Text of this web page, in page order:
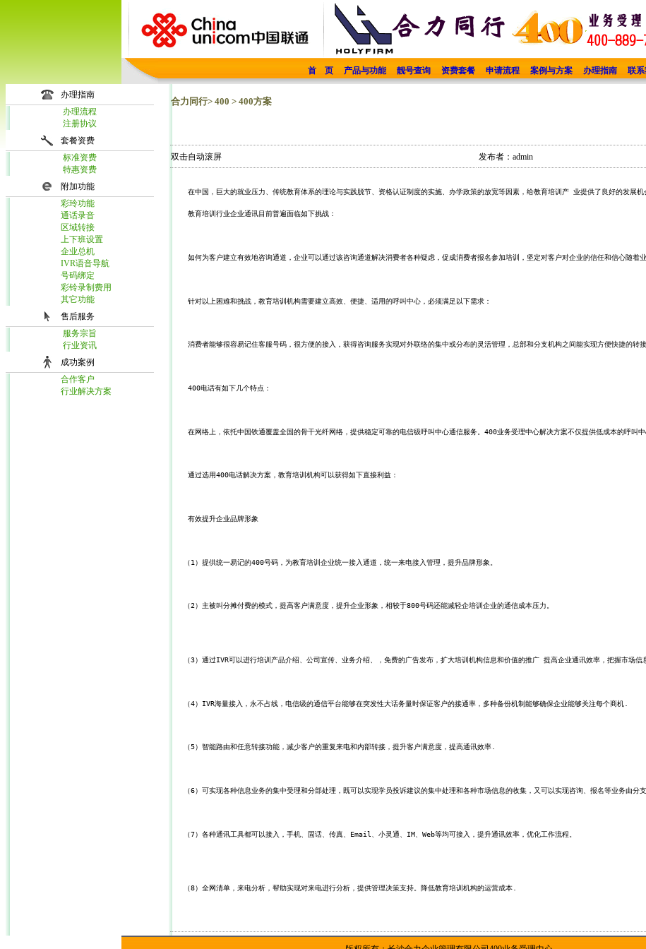
首 页 产品与功能 靓号查询 资费套餐 申请流程 案例与方案 办理指南 联系
办理指南
办理流程
注册协议
套餐资费
标准资费
特惠资费
附加功能
彩玲功能
通话录音
区域转接
上下班设置
企业总机
IVR语音导航
号码绑定
彩铃录制费用
其它功能
售后服务
服务宗旨
行业资讯
成功案例
合作客户
行业解决方案
合力同行> 400 > 400方案
双击自动滚屏 发布者：admin
在中国，巨大的就业压力、传统教育体系的理论与实践脱节、资格认证制度的实施、办学政策的放宽等因素，给教育培训产 业提供了良好的发展机
教育培训行业企业通讯目前普遍面临如下挑战：
如何为客户建立有效地咨询通道，企业可以通过该咨询通道解决消费者各种疑虑， 促成消费者报名参加培训，坚定对客户对企业的信任和信心随着
针对以上困难和挑战，教育培训机构需要建立高效、便捷、适用的呼叫中心，必须满足以下需求：
消费者能够很容易记住客服号码，很方便的接入，获得咨询服务实现对外联络的集中或分布的灵活管理， 总部和分支机构之间能实现方便快捷的转
400电话有如下几个特点：
在网络上，依托中国铁通覆盖全国的骨干光纤网络，提供稳定可靠的电信级呼叫中心通信服务。 400业务受理中心解决方案不仅提供低成本的呼叫
通过选用400电话解决方案，教育培训机构可以获得如下直接利益：
有效提升企业品牌形象
（1）提供统一易记的400号码，为教育培训企业统一接入通道，统一来电接入管理，提升品牌形象。
（2）主被叫分摊付费的模式，提高客户满意度，提升企业形象，相较于800号码还能减轻企培训企业的通信成本压力。
（3）通过IVR可以进行培训产品介绍、公司宣传、业务介绍、，免费的广告发布，扩大培训机构信息和价值的推广 提高企业通讯效率，把握市场信
（4）IVR海量接入，永不占线，电信级的通信平台能够在突发性大话务量时保证客户的接通率，多种备份机制能够确保企业能够关注每个商机.
（5）智能路由和任意转接功能，减少客户的重复来电和内部转接，提升客户满意度，提高通讯效率.
（6）可实现各种信息业务的集中受理和分部处理，既可以实现学员投诉建议的集中处理和各种市场信息的收集，又可以实现咨询、报名等业务由分
（7）各种通讯工具都可以接入，手机、固话、传真、Email、小灵通、IM、Web等均可接入，提升通讯效率，优化工作流程。
（8）全网清单，来电分析，帮助实现对来电进行分析，提供管理决策支持。 降低教育培训机构的运营成本.